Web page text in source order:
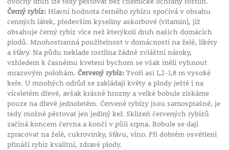
Černý rybíz:Hlavní hodnota černého rybízu spočívá v obsahu
cenných látek, především kyseliny askorbové (vitamin), jíž
obsahuje černý rybíz více než kterýkoli druh našich domácích
plodů. Mnohostranná použitelnost v domácnosti na želé, likéry
a šťávy. Na půdu neklade rostlina žádné zvláštní nároky,
vzhledem k časnému kvetení bychom se však měli vyhnout
mrazovým polohám. Červený rybíz:Tvoří asi 1,2-1,8 m vysoké
keře. U mnohých odrůd se zakládají květy a plody ještě i na
víceletém dřevě, avšak krásné hrozny a velké bobule získáme
pouze na dřevě jednoletém. Červené rybízy jsou samosprašné, je
tedy možné pěstovat jen jediný keř. Sklizeň červených rybízů
začíná koncem června a končí v půli srpna. Bobule se dají
zpracovat na želé, cukrovinky, šťávu, víno. Při dobrém osvětlení
přináší rybíz kvalitní, zdravé plody.